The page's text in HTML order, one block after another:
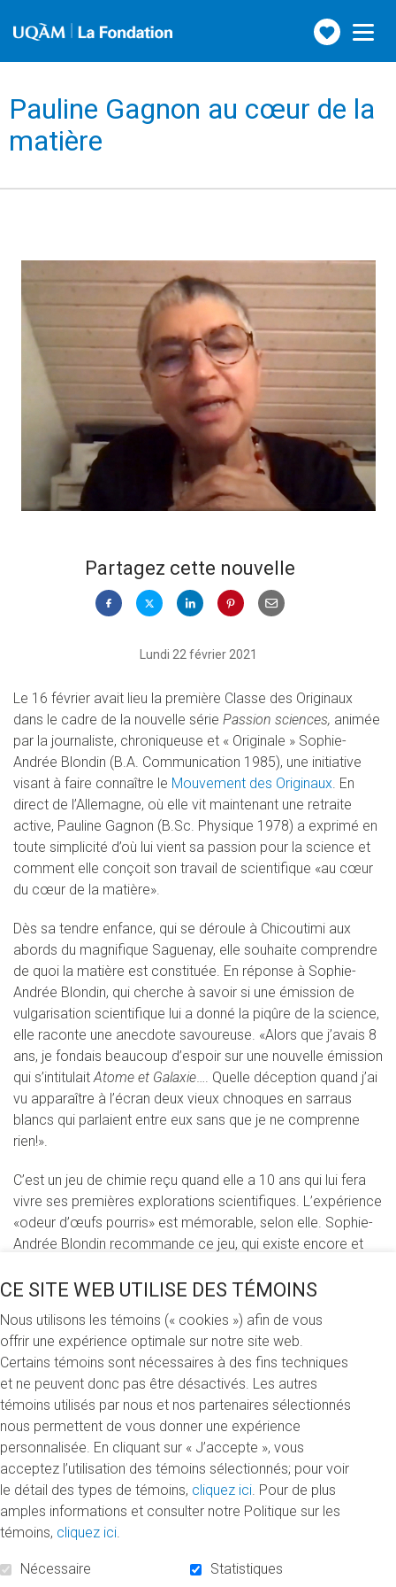
Faire
un
Toggle
navigation
Pauline Gagnon au cœur de la
matière
Partagez cette nouvelle
Lundi 22 février 2021
Le 16 février avait lieu la première Classe des Originaux
dans le cadre de la nouvelle série Passion sciences, animée
par la journaliste, chroniqueuse et « Originale » Sophie-
Andrée Blondin (B.A. Communication 1985), une initiative
visant à faire connaître le Mouvement des Originaux. En
direct de l’Allemagne, où elle vit maintenant une retraite
active, Pauline Gagnon (B.Sc. Physique 1978) a exprimé en
toute simplicité d’où lui vient sa passion pour la science et
comment elle conçoit son travail de scientifique «au cœur
du cœur de la matière».
Dès sa tendre enfance, qui se déroule à Chicoutimi aux
abords du magnifique Saguenay, elle souhaite comprendre
de quoi la matière est constituée. En réponse à Sophie-
Andrée Blondin, qui cherche à savoir si une émission de
vulgarisation scientifique lui a donné la piqûre de la science,
elle raconte une anecdote savoureuse. «Alors que j’avais 8
ans, je fondais beaucoup d’espoir sur une nouvelle émission
qui s’intitulaitAtome et Galaxie…. Quelle déception quand j’ai
vu apparaître à l’écran deux vieux chnoques en sarraus
blancs qui parlaient entre eux sans que je ne comprenne
rien!».
C’est un jeu de chimie reçu quand elle a 10 ans qui lui fera
vivre ses premières explorations scientifiques. L’expérience
«odeur d’œufs pourris» est mémorable, selon elle. Sophie-
Andrée Blondin recommande ce jeu, qui existe encore et
chercheurs.
À l’adolescence, Pauline Gagnon a un professeur de chimie
qui lui donne accès à un laboratoire. Wow! Moment
magique pour elle. «J’en avais les larmes aux yeux: le
laboratoire de chimie, c’était un rêve!», se rappelle-t-
elle. Mais, celle qui veut toujours comprendre de quoi est
faite la matière se rend compte que cette quête relève
plutôt de la physique des particules. Elle choisira de
poursuivre ses études universitaires en s’inscrivant en
physique à l’UQAM, un parcours académique quelle a
apprécié pour son espace de créativité ainsi que pour la
grande accessibilité des professeurs.
Aujourd’hui physicienne de renommée internationale, la
CE SITE WEB UTILISE DES TÉMOINS
Nous utilisons les témoins (« cookies ») afin de vous
offrir une expérience optimale sur notre site web.
Certains témoins sont nécessaires à des fins techniques
et ne peuvent donc pas être désactivés. Les autres
témoins utilisés par nous et nos partenaires sélectionnés
nous permettent de vous donner une expérience
personnalisée. En cliquant sur « J’accepte », vous
acceptez l’utilisation des témoins sélectionnés; pour voir
le détail des types de témoins, cliquez ici . Pour de plus
amples informations et consulter notre Politique sur les
témoins, cliquez ici
Nécessaire
Statistiques